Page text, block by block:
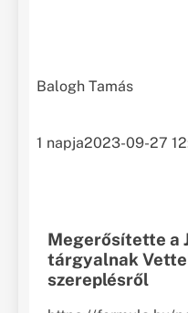
Balogh Tamás
1 napja2023-09-27
Megerősítette a
tárgyalnak
szereplésről